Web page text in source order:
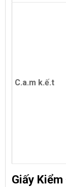
C.a.m k.ế.t
Giấy